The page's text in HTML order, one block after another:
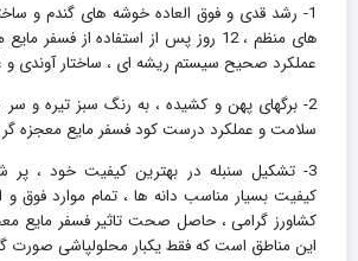
1- رشد قدی و فوق العاده خوشه های گندم و
های منظم ، 12 روز پس از استفاده از فسفر
عملکرد صحیح سیستم ریشه ای ، ساختار آوندی و
2- برگهای پهن و کشیده ، به رنگ سبز تیره و سر
سلامت و عملکرد درست کود فسفر مایع معجزه
3- تشکیل سنبله در بهترین کیفیت خود ، پر
کیفیت بسیار مناسب دانه ها ، تمام موارد فوق
کشاورز گرامی ، حاصل صحت تاثیر فسفر مایع
این مناطق است که فقط یکبار محلولپاشی صورت